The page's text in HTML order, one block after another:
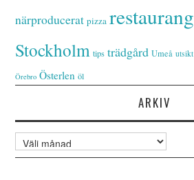
närproducerat pizza restaurang
Stockholm tips trädgård Umeå utsikt
Örebro Österlen öl
ARKIV
Arkiv